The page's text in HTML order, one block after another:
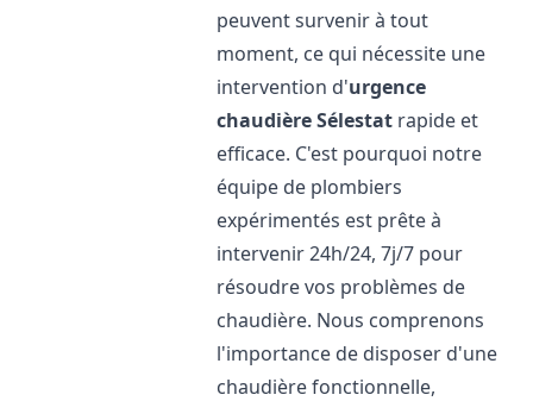
peuvent survenir à tout
moment, ce qui nécessite une
intervention d'urgence
chaudièreSélestat rapide et
efficace. C'est pourquoi notre
équipe de plombiers
expérimentés est prête à
intervenir 24h/24, 7j/7 pour
résoudre vos problèmes de
chaudière. Nous comprenons
l'importance de disposer d'une
chaudière fonctionnelle,